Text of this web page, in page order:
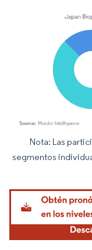
Imagen © Mordor
Nota: Las
segmentos